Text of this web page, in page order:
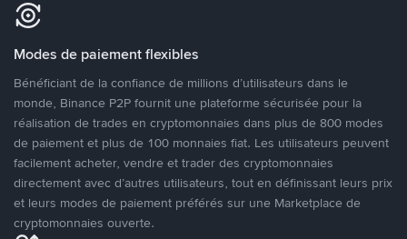
Modes de paiement flexibles
Bénéficiant de la confiance de millions d’utilisateurs dans le
monde, Binance P2P fournit une plateforme sécurisée pour la
réalisation de trades en cryptomonnaies dans plus de 800 modes
de paiement et plus de 100 monnaies fiat. Les utilisateurs peuvent
facilement acheter, vendre et trader des cryptomonnaies
directement avec d’autres utilisateurs, tout en définissant leurs prix
et leurs modes de paiement préférés sur une Marketplace de
cryptomonnaies ouverte.